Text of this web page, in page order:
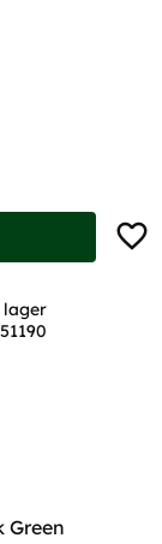
lager
Green